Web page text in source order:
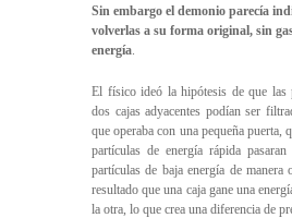
Sin embargo el demonio parecía
volverlas a su forma original, sin
energía
El físico ideó la hipótesis de que las
dos cajas adyacentes podían ser
que operaba con una pequeña puerta,
partículas de energía rápida
partículas de baja energía de manera
resultado que una caja gane una
la otra, lo que crea una diferencia de